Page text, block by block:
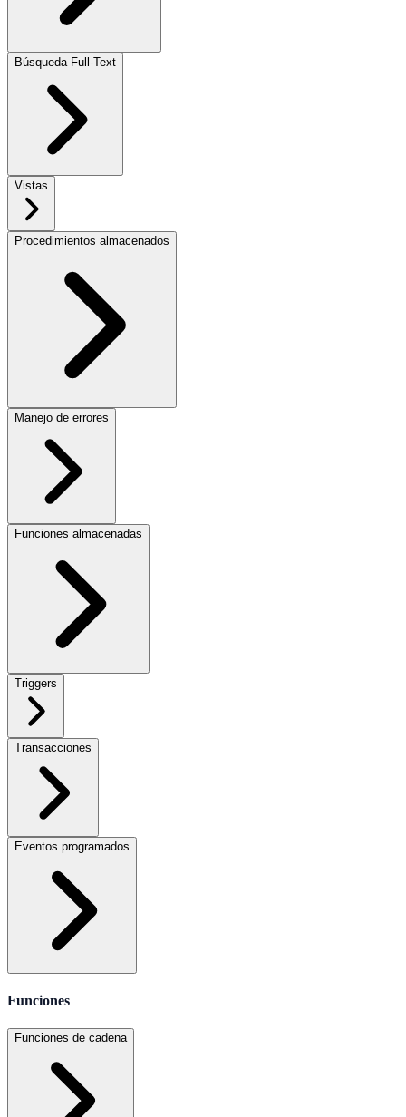
Búsqueda Full-Text
Vistas
Procedimientos almacenados
Manejo de errores
Funciones almacenadas
Triggers
Transacciones
Eventos programados
Funciones
Funciones de cadena